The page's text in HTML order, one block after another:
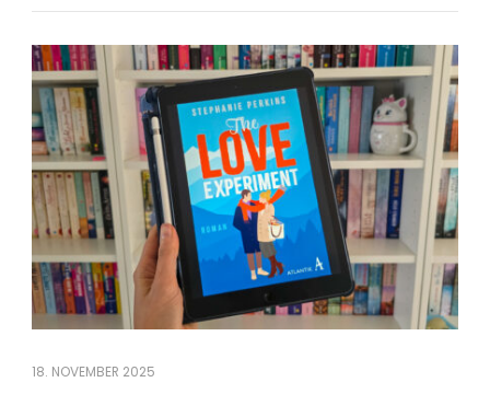
18. NOVEMBER 2025